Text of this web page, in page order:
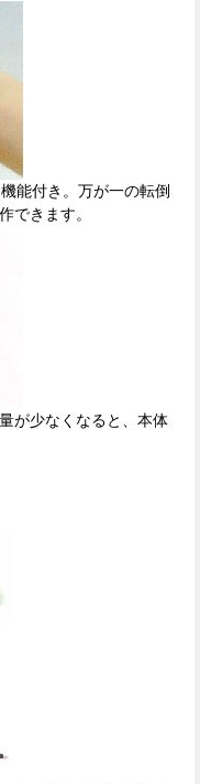
能付き。万が一の転倒
できます。
が少なくなると、本体